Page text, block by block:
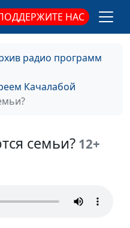
НАС
радио программ
Качалабой
семьи? 12+
Качалаба,
#33
Качалаба,
#32
Качалаба,
Качалаба,
Качалаба,
#29